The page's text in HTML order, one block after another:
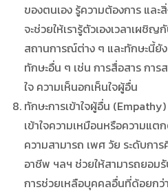
ของตนเอง รู้ความต้องการ และ
จะช่วยให้เรารู้ตัวเองเวลาเผชิ
สถานการณ์ต่าง ๆ และทักษะนี้
ทักษะอื่น ๆ เช่น การสื่อสาร กา
ใจ ความเห็นอกเห็นใจ
ทักษะการเข้าใจผู้อื่น
เข้าใจความเหมือนหรือความแต
ความสามารถ เพศ วัย ระดับกา
อาชีพ ฯลฯ ช่วยให้สามารถยอม
การช่วยเหลือบุคคลอื่นที่ด้อยกว่